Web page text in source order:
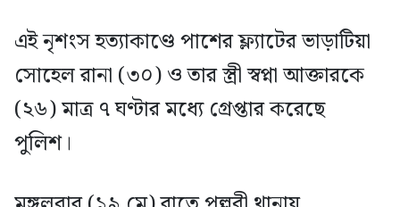
এই নৃশংস হত্যাকাণ্ডে পাশের ফ্ল্যাটের ভাড়াটিয়া
সোহেল রানা (৩০) ও তার স্ত্রী স্বপ্না আক্তারকে
(২৬) মাত্র ৭ ঘণ্টার মধ্যে গ্রেপ্তার করেছে
পুলিশ।